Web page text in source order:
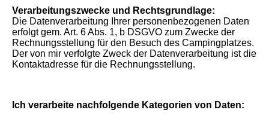
Verarbeitungszwecke und Rechtsgrundlage:
Die Datenverarbeitung Ihrer personenbezogenen Daten
erfolgt gem. Art. 6 Abs. 1, b DSGVO zum Zwecke der
Rechnungsstellung für den Besuch des Campingplatzes.
Der von mir verfolgte Zweck der Datenverarbeitung ist die
Kontaktadresse für die Rechnungsstellung.
Ich verarbeite nachfolgende Kategorien von Daten: